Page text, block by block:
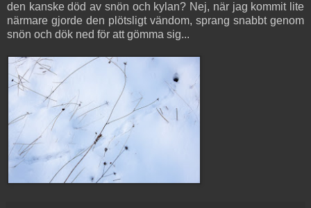
den kanske död av snön och kylan? Nej, när jag kommit lite
närmare gjorde den plötsligt vändom, sprang snabbt genom
snön och dök ned för att gömma sig...